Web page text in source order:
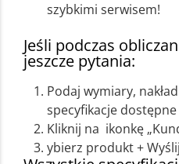
szybkimi serwisem!
Jeśli podczas
jeszcze pytania:
Podaj wymiary,
specyfikacje
Kliknij na ikonkę
ybierz produkt +